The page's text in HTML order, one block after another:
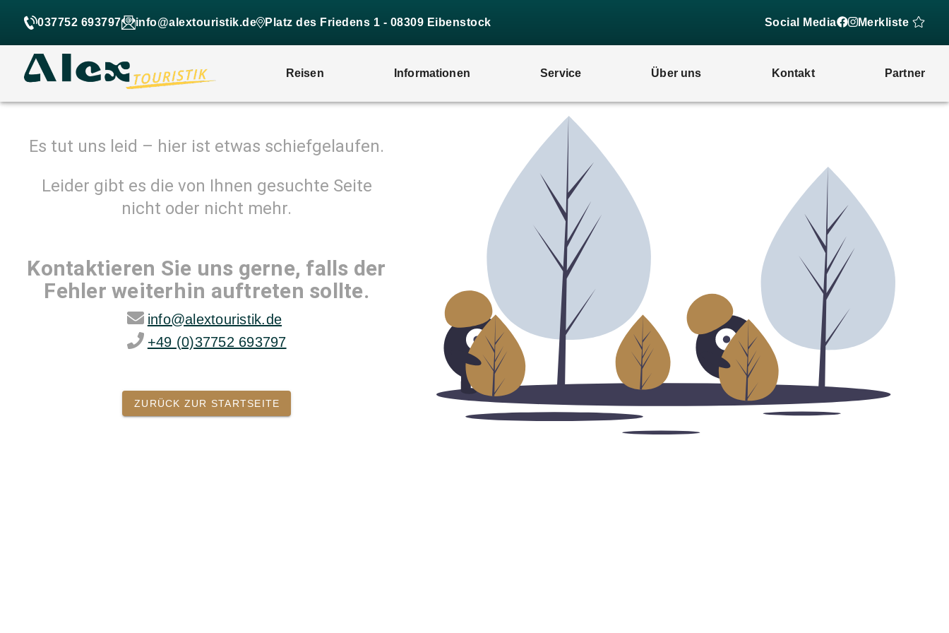
037752 693797 info@alextouristik.de Platz des Friedens 1 - 08309 Eibenstock Social Media Merkliste
Reisen Informationen Service Über uns Kontakt Partner
Es tut uns leid – hier ist etwas schiefgelaufen.
Leider gibt es die von Ihnen gesuchte Seite
nicht oder nicht mehr.
Kontaktieren Sie uns gerne, falls der
Fehler weiterhin auftreten sollte.
info@alextouristik.de
+49 (0)37752 693797
ZURÜCK ZUR STARTSEITE